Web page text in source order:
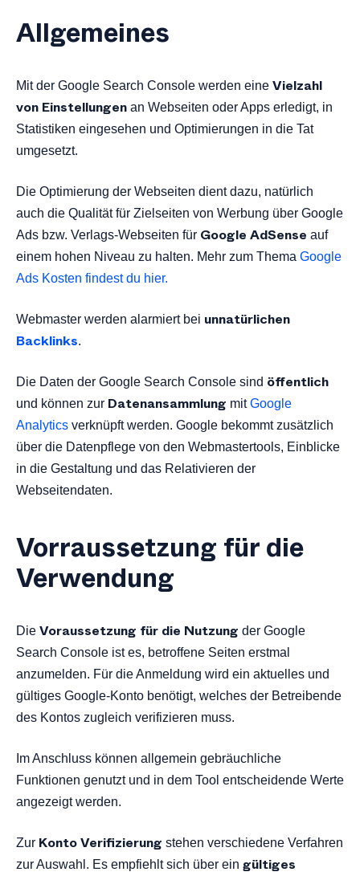
Allgemeines
Mit der Google Search Console werden eine Vielzahl
von Einstellungen an Webseiten oder Apps erledigt, in
Statistiken eingesehen und Optimierungen in die Tat
umgesetzt.
Die Optimierung der Webseiten dient dazu, natürlich
auch die Qualität für Zielseiten von Werbung über Google
Ads bzw. Verlags-Webseiten für Google AdSense auf
einem hohen Niveau zu halten. Mehr zum Thema Google
Ads Kosten findest du hier.
Webmaster werden alarmiert bei unnatürlichen
Backlinks.
Die Daten der Google Search Console sind öffentlich
und können zur Datenansammlung mitGoogle
Analytics verknüpft werden. Google bekommt zusätzlich
über die Datenpflege von den Webmastertools, Einblicke
in die Gestaltung und das Relativieren der
Webseitendaten.
Vorraussetzung für die
Verwendung
Die Voraussetzung für die Nutzung der Google
Search Console ist es, betroffene Seiten erstmal
anzumelden. Für die Anmeldung wird ein aktuelles und
gültiges Google-Konto benötigt, welches der Betreibende
des Kontos zugleich verifizieren muss.
Im Anschluss können allgemein gebräuchliche
Funktionen genutzt und in dem Tool entscheidende Werte
angezeigt werden.
Zur Konto Verifizierung stehen verschiedene Verfahren
zur Auswahl. Es empfiehlt sich über ein gültiges